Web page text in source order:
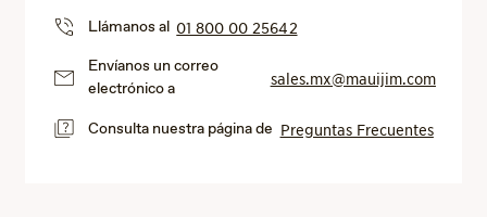
Llámanos al01 800 00 25642
Envíanos un correo
electrónico a
sales.mx@mauijim.com
Consulta nuestra página de Preguntas Frecuentes